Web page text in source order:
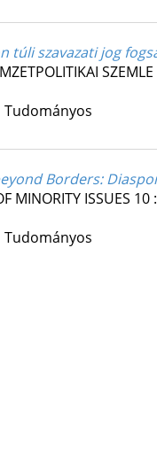
túli szavazati jog
SZEMLE
Tudományos
Borders:
MINORITY ISSUES 10
Tudományos